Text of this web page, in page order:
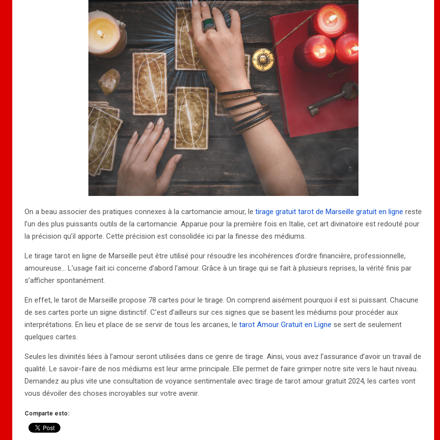
On a beau associer des pratiques connexes à la cartomancie amour, le tirage gratuit tarot de Marseille gratuit en ligne reste
l’un des plus puissants outils de la cartomancie. Apparue pour la première fois en Italie, cet art divinatoire est redouté pour
la précision qu’il apporte. Cette précision est consolidée ici par la finesse des médiums.
Le tirage tarot en ligne de Marseille peut être utilisé pour résoudre les incohérences d’ordre financière, professionnelle,
amoureuse… L’usage fait ici concerne d’abord l’amour. Grâce à un tirage qui se fait à plusieurs reprises, la vérité finis par
s’afficher spontanément.
En effet, le tarot de Marseille propose 78 cartes pour le tirage. On comprend aisément pourquoi il est si puissant. Chacune
de ses cartes porte un signe distinctif. C’est d’ailleurs sur ces signes que se basent les médiums pour procéder aux
interprétations. En lieu et place de se servir de tous les arcanes, le tarot Amour Gratuit en Ligne se sert de seulement
quelques cartes.
Seules les divinités liées à l’amour seront utilisées dans ce genre de tirage. Ainsi, vous avez l’assurance d’avoir un travail de
qualité. Le savoir-faire de nos médiums est leur arme principale. Elle permet de faire grimper notre site vers le haut niveau.
Demandez au plus vite une consultation de voyance sentimentale avec tirage de tarot amour gratuit 2024, les cartes vont
vous dévoiler des choses incroyables sur votre avenir.
Comparte esto: